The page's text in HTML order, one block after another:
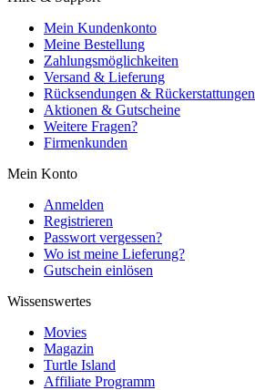
Mein Kundenkonto
Meine Bestellung
Zahlungsmöglichkeiten
Versand & Lieferung
Rücksendungen & Rückerstattungen
Aktionen & Gutscheine
Weitere Fragen?
Firmenkunden
Mein Konto
Anmelden
Registrieren
Passwort vergessen?
Wo ist meine Lieferung?
Gutschein einlösen
Wissenswertes
Movies
Magazin
Turtle Island
Affiliate Programm